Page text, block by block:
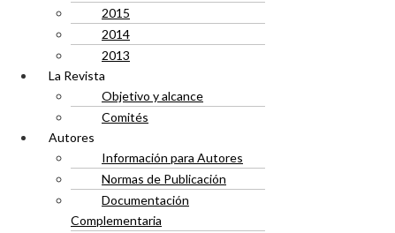
2015
2014
2013
La Revista
Objetivo y alcance
Comités
Autores
Información para Autores
Normas de Publicación
Documentación
Complementaria